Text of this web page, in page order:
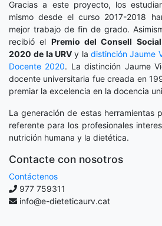
Gracias a este proyecto, los
mismo desde el curso 2017-2018
mejor trabajo de fin de grado.
recibió el Premio del Consell
2020 de la URV y ladistinción Jaume
Docente 2020. La distinción Jaume
docente universitaria fue creada en
premiar la excelencia en la docencia
La generación de estas herramientas
referente para los profesionales
nutrición humana y la dietética.
Contacte con nosotros
Contáctenos
977 759311
info@e-dieteticaurv.cat